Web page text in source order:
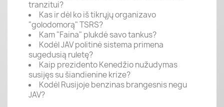
tranzitui?
Kas ir dėl ko iš tikrųjų organizavo
"golodomorą" TSRS?
Kam "Faina" plukdė savo tankus?
Kodėl JAV politinė sistema primena
sugedusią ruletę?
Kaip prezidento Kenedžio nužudymas
susijęs su šiandienine krize?
Kodėl Rusijoje benzinas brangesnis negu
JAV?